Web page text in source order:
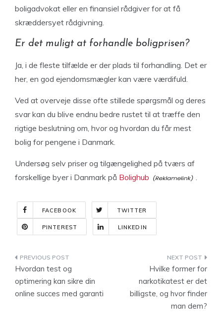
boligadvokat eller en finansiel rådgiver for at få
skræddersyet rådgivning.
Er det muligt at forhandle boligprisen?
Ja, i de fleste tilfælde er der plads til forhandling. Det er
her, en god ejendomsmægler kan være værdifuld.
Ved at overveje disse ofte stillede spørgsmål og deres
svar kan du blive endnu bedre rustet til at træffe den
rigtige beslutning om, hvor og hvordan du får mest
bolig for pengene i Danmark.
Undersøg selv priser og tilgængelighed på tværs af
forskellige byer i Danmark på Bolighub .
FACEBOOK TWITTER
PINTEREST LINKEDIN
Indlægsnavigation
Hvordan test og
optimering kan sikre din
online succes med garanti
Hvilke former for
narkotikatest er det
billigste, og hvor finder
man dem?